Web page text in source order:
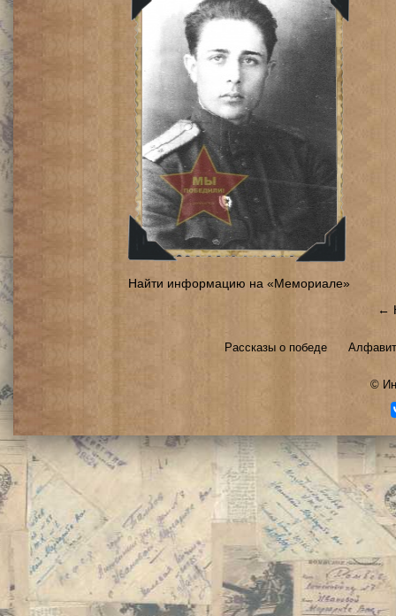
Найти информацию на «Мемориале»
←
Рассказы о победе
©